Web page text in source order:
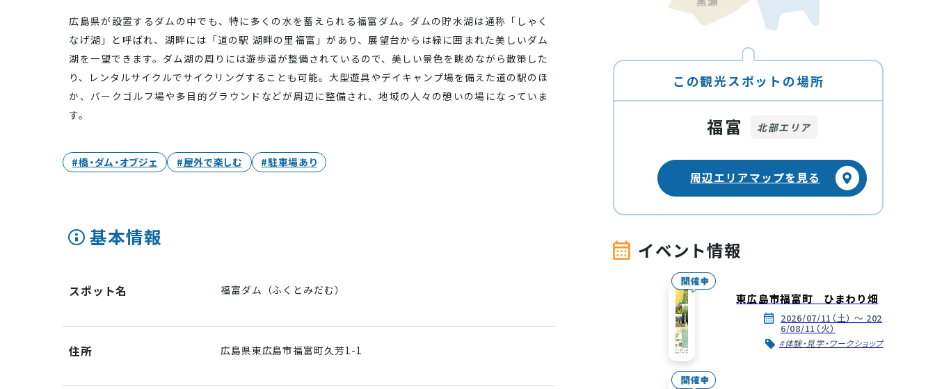
広島県が設置するダムの中でも、特に多くの水を蓄えられる福富ダム。ダムの貯水湖は通称「しゃく
なげ湖」と呼ばれ、湖畔には「道の駅 湖畔の里福富」があり、展望台からは緑に囲まれた美しいダム
湖を一望できます。ダム湖の周りには遊歩道が整備されているので、美しい景色を眺めながら散策した
り、レンタルサイクルでサイクリングすることも可能。大型遊具やデイキャンプ場を備えた道の駅のほ
か、パークゴルフ場や多目的グラウンドなどが周辺に整備され、地域の人々の憩いの場になっていま
す。
#橋・ダム・オブジェ #屋外で楽しむ #駐車場あり
基本情報
スポット名 福富ダム（ふくとみだむ）
住所 広島県東広島市福富町久芳1-1
この観光スポットの場所
福富 北部エリア
周辺エリアマップを見る
イベント情報
東広島市福富町 ひまわり畑
2026/07/11（土） ～ 202
6/08/11（火）
#体験・見学・ワークショップ